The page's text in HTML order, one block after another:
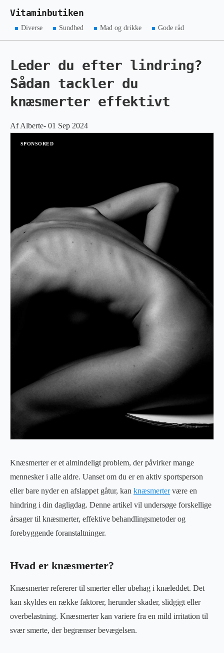
Vitaminbutiken
Diverse Sundhed Mad og drikke Gode råd
Leder du efter lindring?
Sådan tackler du
knæsmerter effektivt
Af Alberte- 01 Sep 2024
Knæsmerter er et almindeligt problem, der påvirker mange
mennesker i alle aldre. Uanset om du er en aktiv sportsperson
eller bare nyder en afslappet gåtur, kan knæsmertervære en
hindring i din dagligdag. Denne artikel vil undersøge forskellige
årsager til knæsmerter, effektive behandlingsmetoder og
forebyggende foranstaltninger.
Hvad er knæsmerter?
Knæsmerter refererer til smerter eller ubehag i knæleddet. Det
kan skyldes en række faktorer, herunder skader, slidgigt eller
overbelastning. Knæsmerter kan variere fra en mild irritation til
svær smerte, der begrænser bevægelsen.